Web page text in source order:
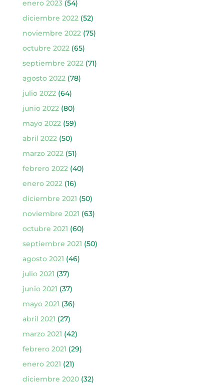
enero 2023(54)
diciembre 2022 (52)
noviembre 2022 (75)
octubre 2022 (65)
septiembre 2022 (71)
agosto 2022 (78)
julio 2022 (64)
junio 2022 (80)
mayo 2022 (59)
abril 2022 (50)
marzo 2022 (51)
febrero 2022 (40)
enero 2022 (16)
diciembre 2021 (50)
noviembre 2021 (63)
octubre 2021 (60)
septiembre 2021 (50)
agosto 2021 (46)
julio 2021 (37)
junio 2021 (37)
mayo 2021 (36)
abril 2021 (27)
marzo 2021 (42)
febrero 2021 (29)
enero 2021 (21)
diciembre 2020(32)